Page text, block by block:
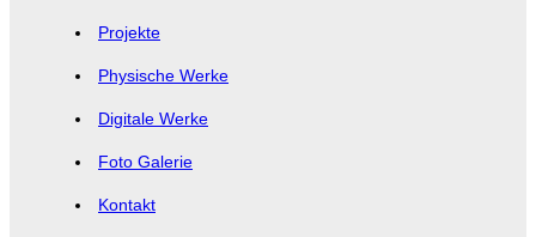
Projekte
Physische Werke
Digitale Werke
Foto Galerie
Kontakt